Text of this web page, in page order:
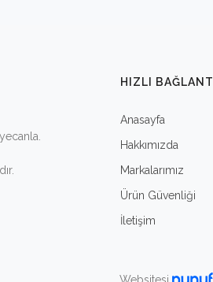
HIZLI BAĞLANTI
Anasayfa
Hakkımızda
Markalarımız
Ürün Güvenliği
İletişim
Websitesi